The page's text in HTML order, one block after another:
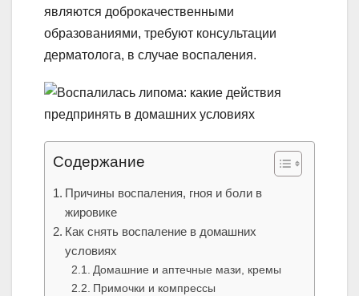
являются доброкачественными
образованиями, требуют консультации
дерматолога, в случае воспаления.
Содержание
Причины воспаления, гноя и боли в
жировике
Как снять воспаление в домашних
условиях
Домашние и аптечные мази, кремы
Примочки и компрессы